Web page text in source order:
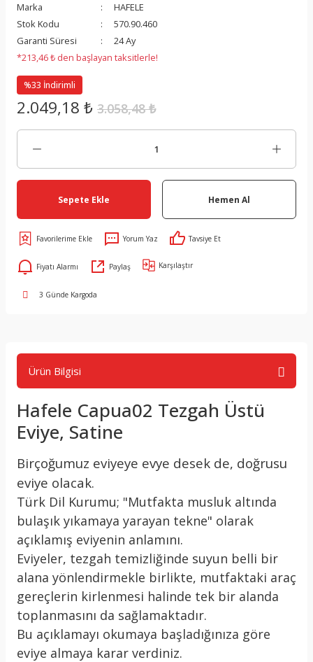
Marka
HAFELE
Stok Kodu
570.90.460
Garanti Süresi
24 Ay
*213,46 ₺ den başlayan taksitlerle!
%33 İndirimli
2.049,18 ₺ 3.058,48 ₺
Sepete Ekle Hemen Al
Yorum Yaz Tavsiye Et
Fiyatı Alarmı Paylaş Karşılaştır
3 Günde Kargoda
Ürün Bilgisi
Hafele Capua02 Tezgah Üstü
Eviye, Satine
Birçoğumuz eviyeye evye desek de, doğrusu
eviye olacak.
Türk Dil Kurumu; "Mutfakta musluk altında
bulaşık yıkamaya yarayan tekne" olarak
açıklamış eviyenin anlamını.
Eviyeler, tezgah temizliğinde suyun belli bir
alana yönlendirmekle birlikte, mutfaktaki araç
gereçlerin kirlenmesi halinde tek bir alanda
toplanmasını da sağlamaktadır.
Bu açıklamayı okumaya başladığınıza göre
eviye almaya karar verdiniz.